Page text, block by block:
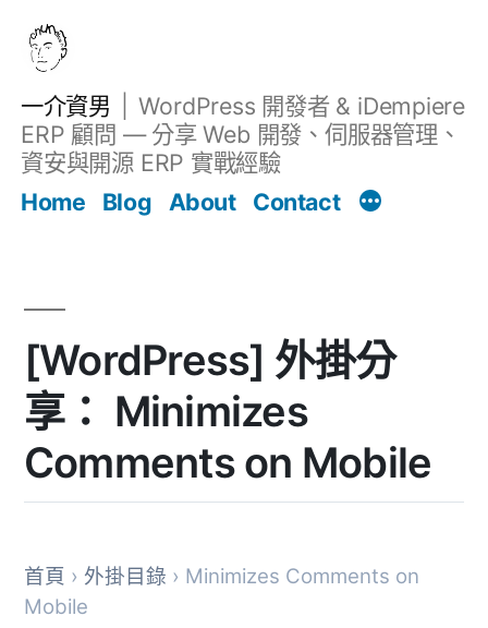
一介資男
WordPress 開發者 & iDempiere
ERP 顧問 — 分享 Web 開發、伺服器管理、
資安與開源 ERP 實戰經驗
Home
Blog About Contact
[WordPress] 外掛分
享： Minimizes
Comments on Mobile
首頁 › 外掛目錄 › Minimizes Comments on
Mobile
文章